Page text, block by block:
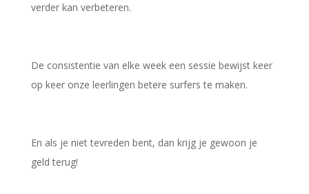
verder kan verbeteren.
De consistentie van elke week een sessie bewijst keer
op keer onze leerlingen betere surfers te maken.
En als je niet tevreden bent, dan krijg je gewoon je
geld terug!